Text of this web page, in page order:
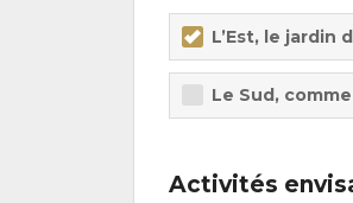
L’Est, le jardin
Le Sud,
Activités